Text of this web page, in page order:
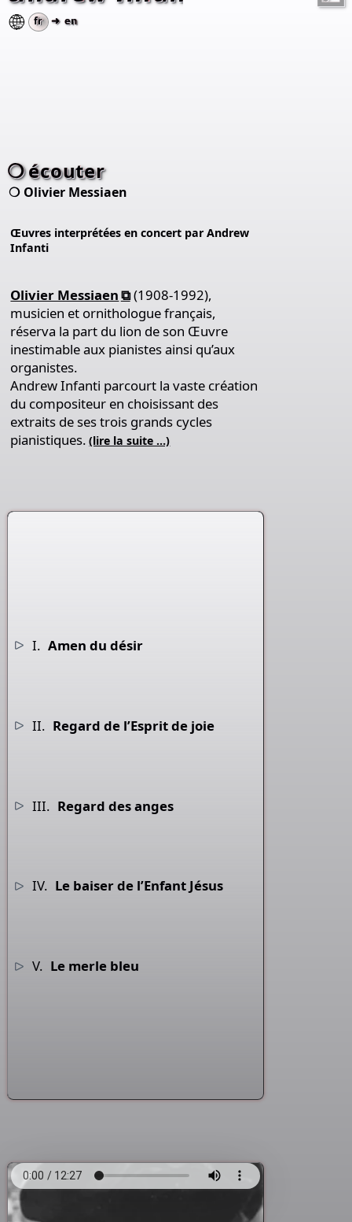
fr ➜ en
écouter
Olivier Messiaen
Œuvres interprétées en concert par Andrew
Infanti
Olivier Messiaen
(1908-1992),
musicien et ornithologue français,
réserva la part du lion de son Œuvre
inestimable aux pianistes ainsi qu’aux
organistes.
Andrew Infanti parcourt la vaste création
du compositeur en choisissant des
extraits de ses trois grands cycles
pianistiques.(lire la suite …)
I. Amen du désir
II. Regard de l’Esprit de joie
III. Regard des anges
IV. Le baiser de l’Enfant Jésus
V. Le merle bleu